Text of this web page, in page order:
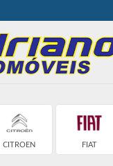
CITROEN FIAT